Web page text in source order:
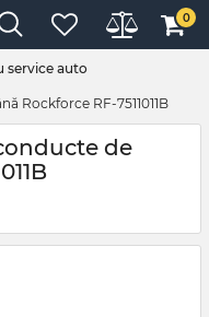
0
service auto
Rockforce RF-7511011B
de